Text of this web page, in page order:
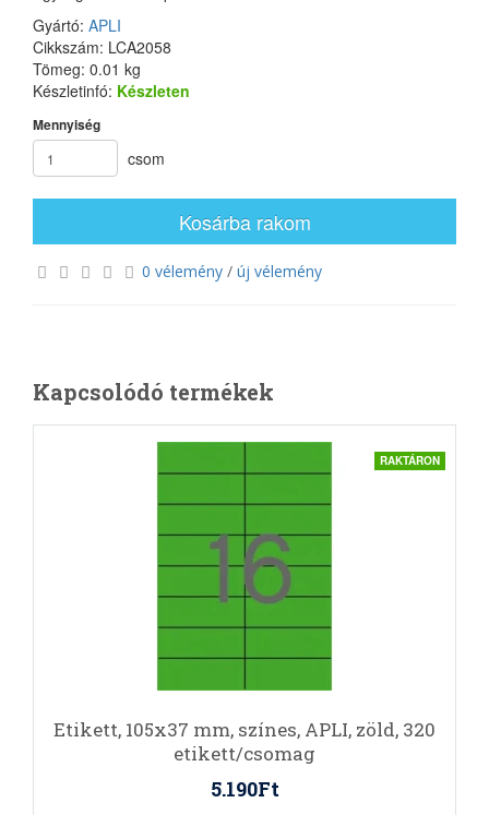
Gyártó: APLI
Cikkszám: LCA2058
Tömeg: 0.01 kg
Készletinfó: Készleten
Mennyiség
csom
Kosárba rakom
0 vélemény / új vélemény
Kapcsolódó termékek
RAKTÁRON
Etikett, 105x37 mm, színes, APLI, zöld, 320
etikett/csomag
5.190Ft